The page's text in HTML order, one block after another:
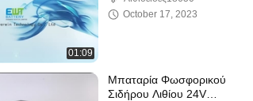
01:09
October 17, 2023
Μπαταρία Φωσφορικού
Σιδήρου Λιθίου 24V